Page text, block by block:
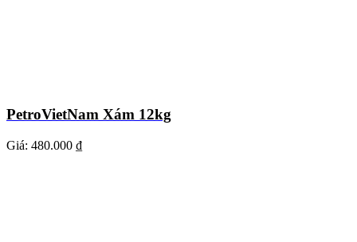
PetroVietNam Xám 12kg
Giá: 480.000 ₫